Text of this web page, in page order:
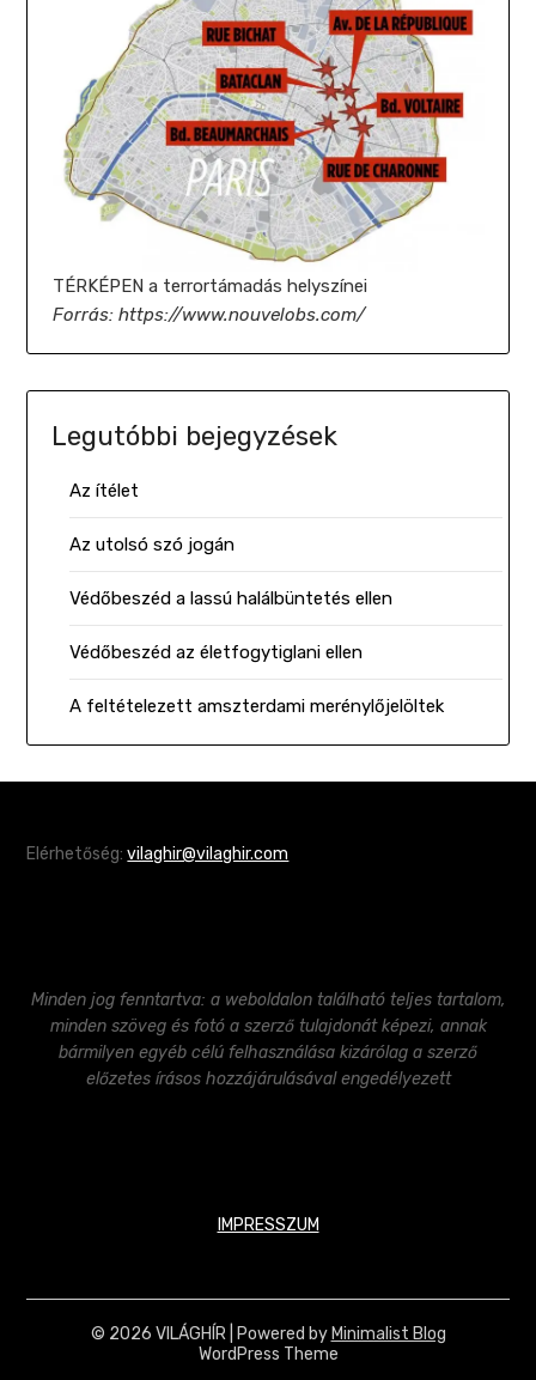
TÉRKÉPEN a terrortámadás helyszínei
Forrás: https://www.nouvelobs.com/
Legutóbbi bejegyzések
Az ítélet
Az utolsó szó jogán
Védőbeszéd a lassú halálbüntetés ellen
Védőbeszéd az életfogytiglani ellen
A feltételezett amszterdami merénylőjelöltek
Elérhetőség:vilaghir@vilaghir.com
Minden jog fenntartva: a weboldalon található teljes tartalom,
minden szöveg és fotó a szerző tulajdonát képezi, annak
bármilyen egyéb célú felhasználása kizárólag a szerző
előzetes írásos hozzájárulásával engedélyezett
IMPRESSZUM
© 2026 VILÁGHÍR | Powered by Minimalist Blog
WordPress Theme